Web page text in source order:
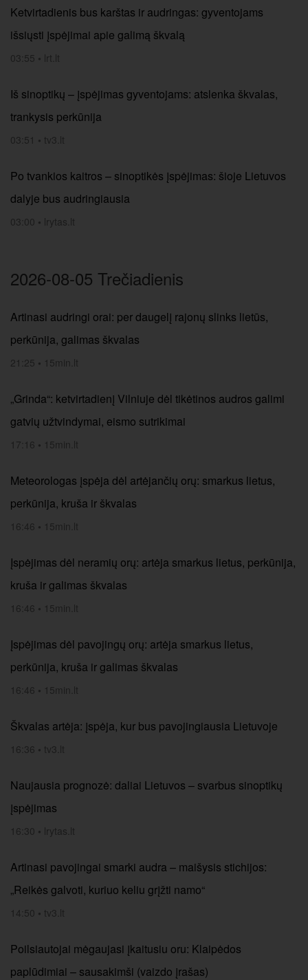
Ketvirtadienis bus karštas ir audringas: gyventojams
išsiųsti įspėjimai apie galimą škvalą
03:55 • lrt.lt
Iš sinoptikų – įspėjimas gyventojams: atslenka škvalas,
trankysis perkūnija
03:51 • tv3.lt
Po tvankios kaitros – sinoptikės įspėjimas: šioje Lietuvos
dalyje bus audringiausia
03:00 • lrytas.lt
2026-08-05 Trečiadienis
Artinasi audringi orai: per daugelį rajonų slinks lietūs,
perkūnija, galimas škvalas
21:25 • 15min.lt
„Grinda“: ketvirtadienį Vilniuje dėl tikėtinos audros galimi
gatvių užtvindymai, eismo sutrikimai
17:16 • 15min.lt
Meteorologas įspėja dėl artėjančių orų: smarkus lietus,
perkūnija, kruša ir škvalas
16:46 • 15min.lt
Įspėjimas dėl neramių orų: artėja smarkus lietus, perkūnija,
kruša ir galimas škvalas
16:46 • 15min.lt
Įspėjimas dėl pavojingų orų: artėja smarkus lietus,
perkūnija, kruša ir galimas škvalas
16:46 • 15min.lt
Škvalas artėja: įspėja, kur bus pavojingiausia Lietuvoje
16:36 • tv3.lt
Naujausia prognozė: daliai Lietuvos – svarbus sinoptikų
įspėjimas
16:30 • lrytas.lt
Artinasi pavojingai smarki audra – maišysis stichijos:
„Reikės galvoti, kuriuo keliu grįžti namo“
14:50 • tv3.lt
Poilsiautojai mėgaujasi įkaitusiu oru: Klaipėdos
paplūdimiai – sausakimši (vaizdo įrašas)